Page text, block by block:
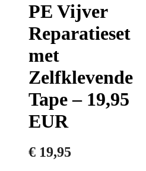
PE Vijver
Reparatieset
met
Zelfklevende
Tape – 19,95
EUR
€ 19,95